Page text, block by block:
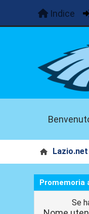
Indice
Promemoria
Se